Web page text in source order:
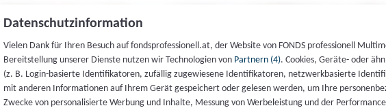
Datenschutzinformation
Vielen Dank für Ihren Besuch auf fondsprofessionell.at, der Website von FONDS professionell
Bereitstellung unserer Dienste nutzen wir Technologien von Partnern (4). Cookies, Geräte- oder
(z. B. Login-basierte Identifikatoren, zufällig zugewiesene Identifikatoren, netzwerkbasierte
mit anderen Informationen auf Ihrem Gerät gespeichert oder gelesen werden, um Ihre
Zwecke von personalisierte Werbung und Inhalte, Messung von Werbeleistung und der